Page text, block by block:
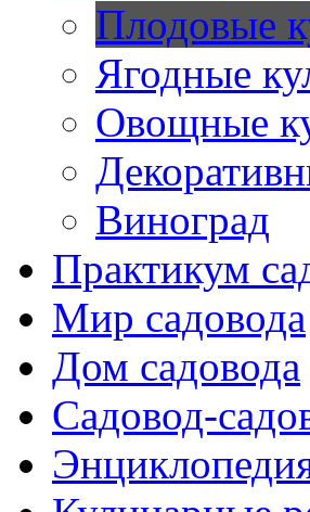
Плодовые
Ягодные
Овощные
Виноград
Практикум
Мир садовода
Дом садовода
Садовод-